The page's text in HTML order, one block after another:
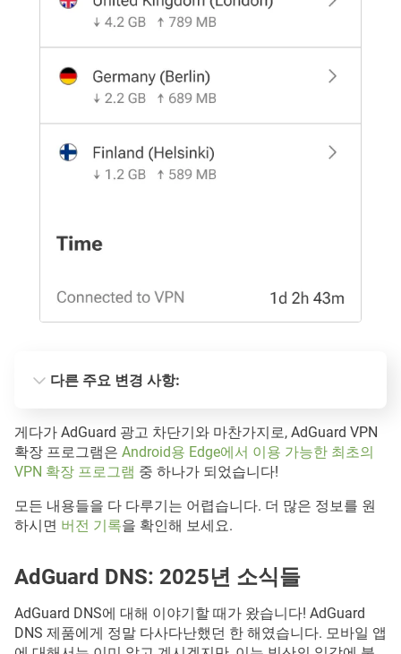
다른 주요 변경 사항:
게다가 AdGuard 광고 차단기와 마찬가지로, AdGuard VPN
확장 프로그램은 Android용 Edge에서 이용 가능한 최초의
VPN 확장 프로그램 중 하나가 되었습니다!
모든 내용들을 다 다루기는 어렵습니다. 더 많은 정보를 원
하시면 버전 기록을 확인해 보세요.
AdGuard DNS: 2025년 소식들
AdGuard DNS에 대해 이야기할 때가 왔습니다! AdGuard
DNS 제품에게 정말 다사다난했던 한 해였습니다. 모바일 앱